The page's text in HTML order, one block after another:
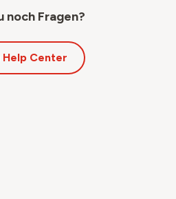
noch Fragen?
Help Center